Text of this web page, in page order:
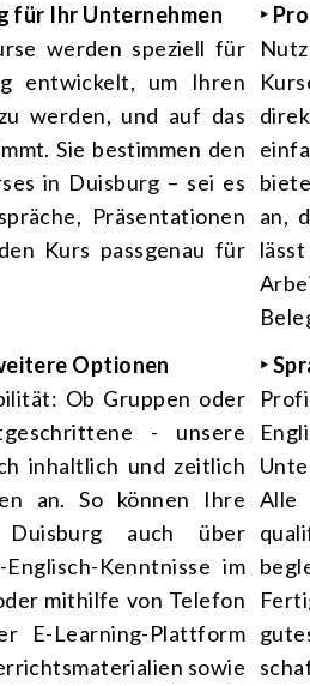
für Ihr Unternehmen
werden speziell für
entwickelt, um Ihren
werden, und auf das
Sie bestimmen den
in Duisburg – sei es
Präsentationen
Kurs passgenau für
‣
an,
Optionen
Ob Gruppen oder
- unsere
inhaltlich und zeitlich
an. So können Ihre
auch über
Kenntnisse im
mithilfe von Telefon
E-Learning-Plattform
sowie
‣
Alle